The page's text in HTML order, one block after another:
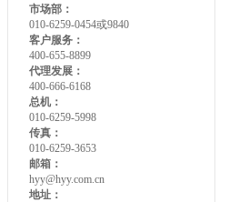
市场部：
010-6259-0454或9840
客户服务：
400-655-8899
代理发展：
400-666-6168
总机：
010-6259-5998
传真：
010-6259-3653
邮箱：
hyy@hyy.com.cn
地址：